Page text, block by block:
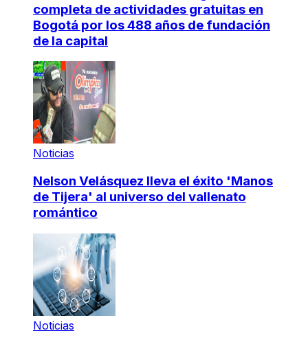
completa de actividades gratuitas en
Bogotá por los 488 años de fundación
de la capital
Noticias
Nelson Velásquez lleva el éxito 'Manos
de Tijera' al universo del vallenato
romántico
Noticias